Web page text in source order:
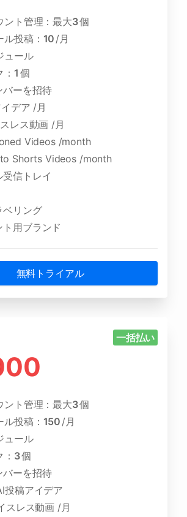
ント管理：最大3個
投稿： 10 /月
ュール
1 個
バーを招待
デア /月
レス動画 /月
Videos /month
Shorts Videos /month
受信トレイ
ベリング
ト用ブランド
無料トライアル
一括払い
ント管理：最大3個
投稿： 150 /月
ュール
3個
バーを招待
投稿アイデア
スレス動画 /月